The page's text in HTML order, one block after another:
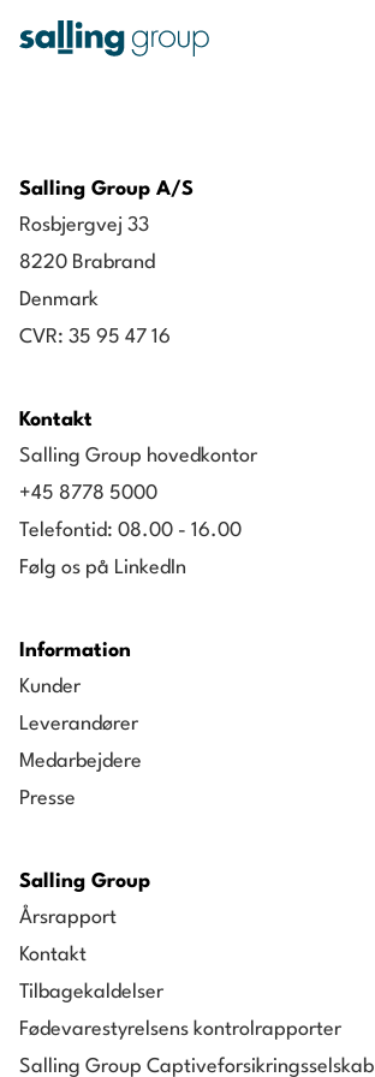
Salling Group A/S
Rosbjergvej 33
8220 Brabrand
Denmark
CVR: 35 95 47 16
Kontakt
Salling Group hovedkontor
+45 8778 5000
Telefontid: 08.00 - 16.00
Følg os på LinkedIn
Information
Kunder
Leverandører
Medarbejdere
Presse
Salling Group
Årsrapport
Kontakt
Tilbagekaldelser
Fødevarestyrelsens kontrolrapporter
Salling Group Captiveforsikringsselskab